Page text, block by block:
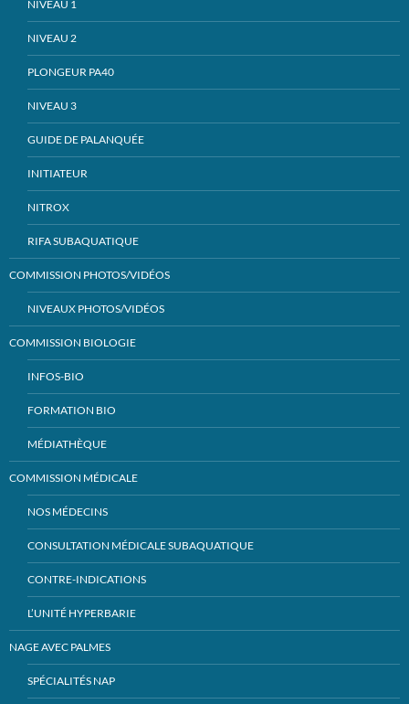
NIVEAU 1
NIVEAU 2
PLONGEUR PA40
NIVEAU 3
GUIDE DE PALANQUÉE
INITIATEUR
NITROX
RIFA SUBAQUATIQUE
COMMISSION PHOTOS/VIDÉOS
NIVEAUX PHOTOS/VIDÉOS
COMMISSION BIOLOGIE
INFOS-BIO
FORMATION BIO
MÉDIATHÈQUE
COMMISSION MÉDICALE
NOS MÉDECINS
CONSULTATION MÉDICALE SUBAQUATIQUE
CONTRE-INDICATIONS
L’UNITÉ HYPERBARIE
NAGE AVEC PALMES
SPÉCIALITÉS NAP